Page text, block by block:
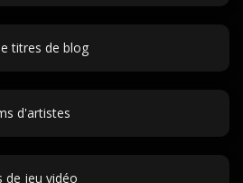
titres de blog
d'artistes
de jeu vidéo